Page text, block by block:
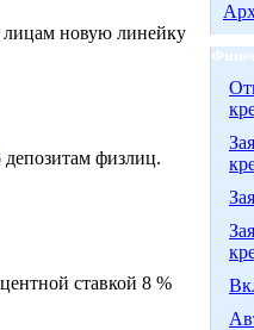
лицам новую линейку
физлиц.
ставкой 8 %